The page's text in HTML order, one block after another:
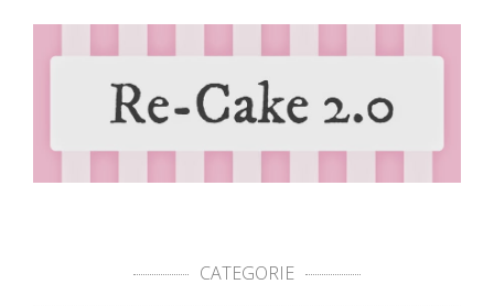
CATEGORIE